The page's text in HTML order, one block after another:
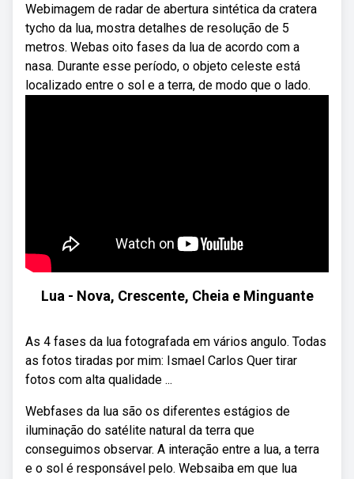
Webimagem de radar de abertura sintética da cratera
tycho da lua, mostra detalhes de resolução de 5
metros. Webas oito fases da lua de acordo com a
nasa. Durante esse período, o objeto celeste está
localizado entre o sol e a terra, de modo que o lado.
Lua - Nova, Crescente, Cheia e Minguante
As 4 fases da lua fotografada em vários angulo. Todas
as fotos tiradas por mim: Ismael Carlos Quer tirar
fotos com alta qualidade ...
Webfases da lua são os diferentes estágios de
iluminação do satélite natural da terra que
conseguimos observar. A interação entre a lua, a terra
e o sol é responsável pelo. Websaiba em que lua